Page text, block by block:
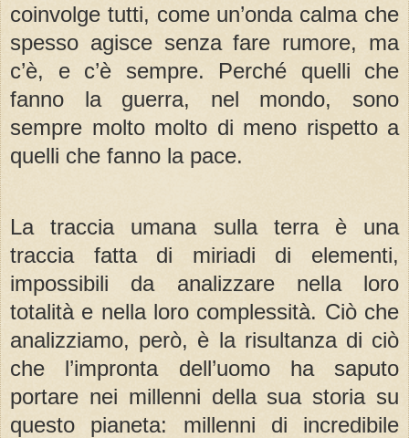
coinvolge tutti, come un’onda calma che
spesso agisce senza fare rumore, ma
c’è, e c’è sempre. Perché quelli che
fanno la guerra, nel mondo, sono
sempre molto molto di meno rispetto a
quelli che fanno la pace.
La traccia umana sulla terra è una
traccia fatta di miriadi di elementi,
impossibili da analizzare nella loro
totalità e nella loro complessità. Ciò che
analizziamo, però, è la risultanza di ciò
che l’impronta dell’uomo ha saputo
portare nei millenni della sua storia su
questo pianeta: millenni di incredibile